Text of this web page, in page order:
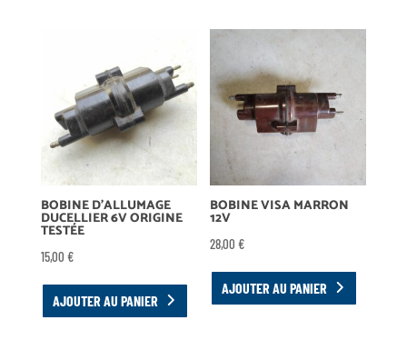
BOBINE D’ALLUMAGE
DUCELLIER 6V ORIGINE
TESTÉE
15,00 €
AJOUTER AU PANIER
BOBINE VISA MARRON
12V
28,00€
AJOUTER AU PANIER